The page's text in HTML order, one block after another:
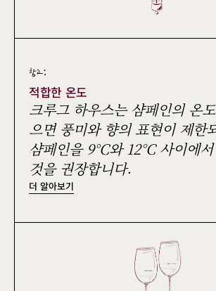
참고:
적합한 온도
크루그 하우스는 샴페인의 온
으면 풍미와 향의 표현이 제한
샴페인을 9°C와 12°C 사이에
것을 권장합니다.
더 알아보기